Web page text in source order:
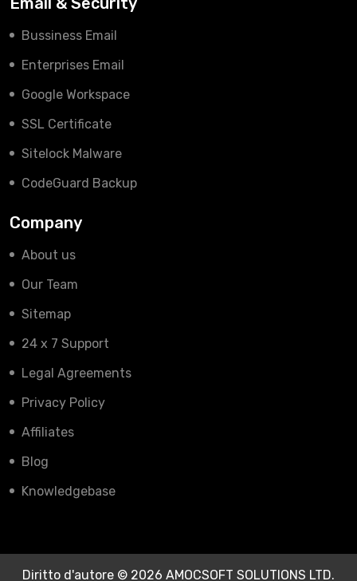
Bussiness Email
Enterprises Email
Google Workspace
SSL Certificate
Sitelock Malware
CodeGuard Backup
Company
About us
Our Team
Sitemap
24 x 7 Support
Legal Agreements
Privacy Policy
Affiliates
Blog
Knowledgebase
Diritto d'autore © 2026 AMOCSOFT SOLUTIONS LTD.